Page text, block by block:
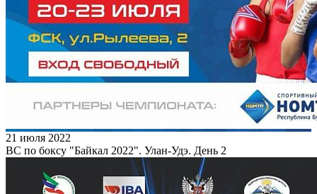
21 июля 2022
ВС по боксу "Байкал 2022". Улан-Удэ. День 2